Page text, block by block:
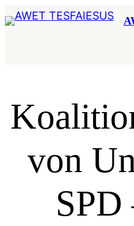
Zum
Inhalt
von
SPD